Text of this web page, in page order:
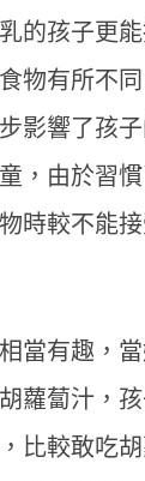
的孩子更能
物有所不
影響了孩子
，由於習
時較不能
當有趣，
蘿蔔汁，
比較敢吃